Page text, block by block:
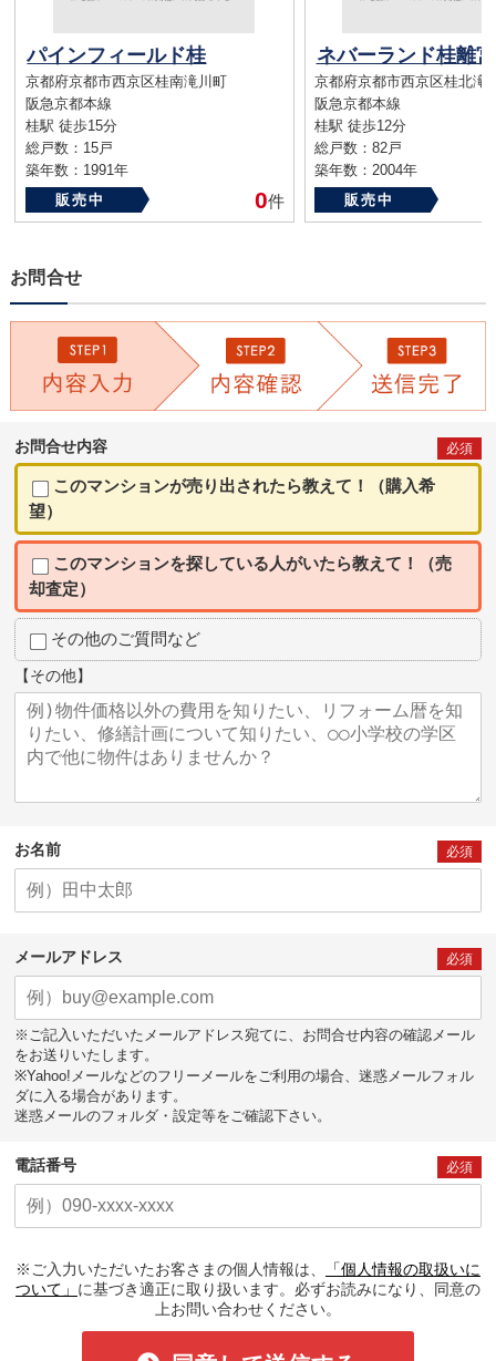
パインフィールド桂
京都府京都市西京区桂南滝川町
阪急京都本線
桂駅 徒歩15分
総戸数：15戸
築年数：1991年
販売中
0件
ネバーランド桂離
京都府京都市西京区桂北滝
阪急京都本線
桂駅 徒歩12分
総戸数：82戸
築年数：2004年
販売中
お問合せ
お問合せ内容 必須
このマンションが売り出されたら教えて！（購入希
望）
このマンションを探している人がいたら教えて！（売
却査定）
その他のご質問など
【その他】
お名前 必須
メールアドレス 必須
※ご記入いただいたメールアドレス宛てに、お問合せ内容の確認メール
をお送りいたします。
※Yahoo!メールなどのフリーメールをご利用の場合、迷惑メールフォル
ダに入る場合があります。
迷惑メールのフォルダ・設定等をご確認下さい。
電話番号 必須
※ご入力いただいたお客さまの個人情報は、
「個人情報の取扱いに
ついて」 に基づき適正に取り扱います。必ずお読みになり、同意の
上お問い合わせください。